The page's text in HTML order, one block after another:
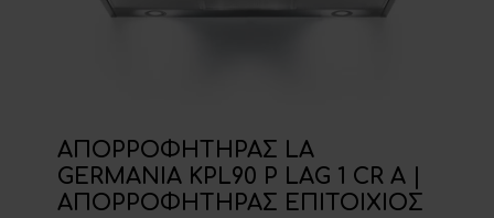
ΑΠΟΡΡΟΦΗΤΗΡΑΣ LA
GERMANIA KPL90 P LAG 1 CR A |
ΑΠΟΡΡΟΦΗΤΗΡΑΣ ΕΠΙΤΟΙΧΙΟΣ